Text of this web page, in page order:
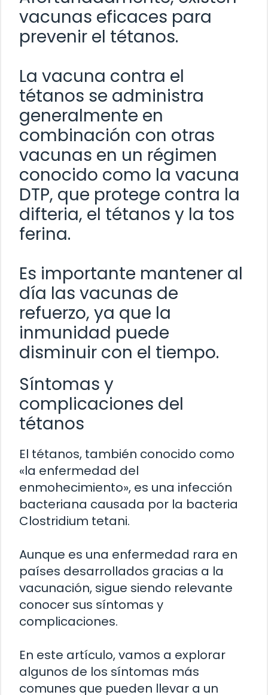
vacunas eficaces para
prevenir el tétanos.
La vacuna contra el
tétanos se administra
generalmente en
combinación con otras
vacunas en un régimen
conocido como la vacuna
DTP, que protege contra la
difteria, el tétanos y la tos
ferina.
Es importante mantener al
día las vacunas de
refuerzo, ya que la
inmunidad puede
disminuir con el tiempo.
Síntomas y
complicaciones del
tétanos
El tétanos, también conocido como
«la enfermedad del
enmohecimiento», es una infección
bacteriana causada por la bacteria
Clostridium tetani.
Aunque es una enfermedad rara en
países desarrollados gracias a la
vacunación, sigue siendo relevante
conocer sus síntomas y
complicaciones.
En este artículo, vamos a explorar
algunos de los síntomas más
comunes que pueden llevar a un